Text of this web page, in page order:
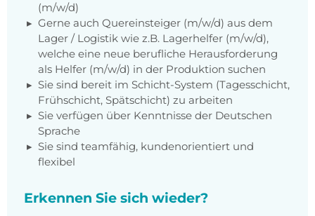
(m/w/d)
Gerne auch Quereinsteiger (m/w/d) aus dem
Lager / Logistik wie z.B. Lagerhelfer (m/w/d),
welche eine neue berufliche Herausforderung
als Helfer (m/w/d) in der Produktion suchen
Sie sind bereit im Schicht-System (Tagesschicht,
Frühschicht, Spätschicht) zu arbeiten
Sie verfügen über Kenntnisse der Deutschen
Sprache
Sie sind teamfähig, kundenorientiert und
flexibel
Erkennen Sie sich wieder?